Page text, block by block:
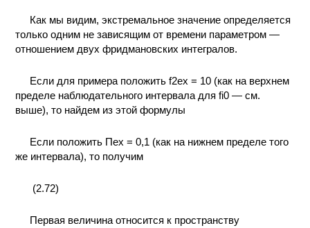
Как мы видим, экстремальное значение определяется
только одним не зависящим от времени параметром —
отношением двух фридмановских интегралов.
Если для примера положить f2ex = 10 (как на верхнем
пределе наблюдательного интервала для fi0 — см.
выше), то найдем из этой формулы
Если положить Пех = 0,1 (как на нижнем пределе того
же интервала), то получим
(2.72)
Первая величина относится к пространству